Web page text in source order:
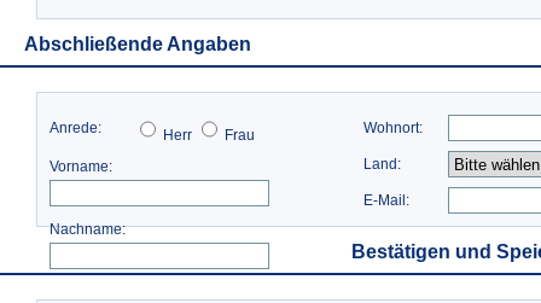
Abschließende Angaben
Anrede: Herr
Frau
Vorname:
Nachname:
Wohnort:
Land:
E-Mail:
Bestätigen und